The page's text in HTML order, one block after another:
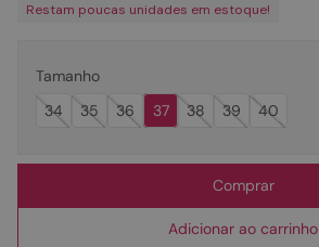
Restam poucas unidades em estoque!
Tamanho
40
34 35 36 37 38 39
Comprar
Adicionar ao carrinho
6º
tamanco
sapatilha
óculos
10º couro